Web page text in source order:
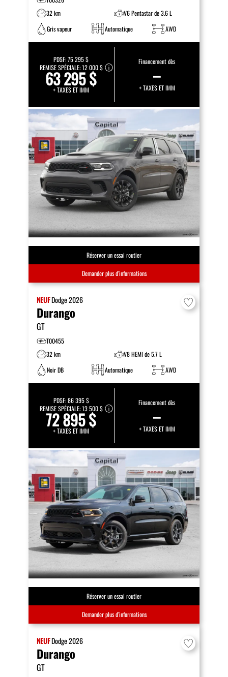
32 km
V6 Pentastar de 3.6 L
Gris vapeur
Automatique AWD
PDSF:75 295 $
REMISE SPÉCIALE:12 000 $
63 295 $
+ TAXES ET IMM
Financement dès
–
+ TAXES ET IMM
Réserver un essai routier
Demander plus d’informations
NEUFDodge2026
Durango
GT
T00455
32 km
V8 HEMI de 5.7 L
Noir DB
Automatique AWD
PDSF:86 395 $
REMISE SPÉCIALE:13 500 $
72 895 $
+ TAXES ET IMM
Financement dès
–
+ TAXES ET IMM
Réserver un essai routier
Demander plus d’informations
NEUFDodge2026
Durango
GT